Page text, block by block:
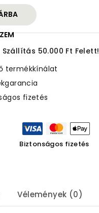
50.000 Ft Felett!
termékkínálat
fizetés
Biztonságos fizetés
Vélemények (0)